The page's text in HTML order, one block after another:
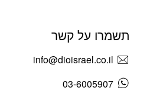
תשמרו על קשר
info@dioisrael.co.il
03-6005907